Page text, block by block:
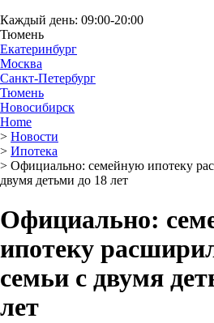
Каждый день: 09:00-20:00
Тюмень
Екатеринбург
Москва
Санкт-Петербург
Тюмень
Новосибирск
Home
> Новости
> Ипотека
> Официально: семейную ипотеку
двумя детьми до 18 лет
Официально:
ипотеку
семьи с двумя
лет